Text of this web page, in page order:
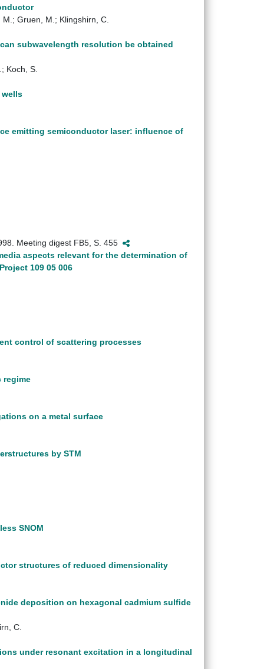
Gruen, M.; Klingshirn, C.
subwavelength resolution be obtained
Koch, S.
emitting semiconductor laser: influence of
Meeting digest FB5, S. 455
aspects relevant for the determination of
109 05 006
control of scattering processes
regime
on a metal surface
by STM
SNOM
structures of reduced dimensionality
deposition on hexagonal cadmium sulfide
C.
under resonant excitation in a longitudinal